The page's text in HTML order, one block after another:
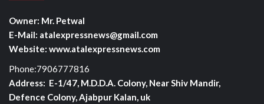
Owner: Mr. Petwal
E-Mail: atalexpressnews@gmail.com
Website: www.atalexpressnews.com
Phone:7906777816
Address: E-1/47, M.D.D.A. Colony, Near Shiv Mandir,
Defence Colony, Ajabpur Kalan, uk